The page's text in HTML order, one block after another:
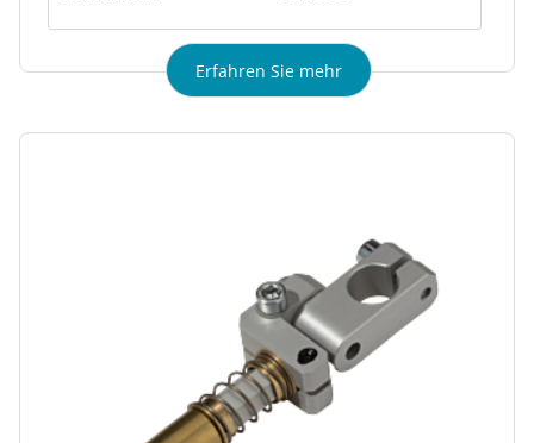
Erfahren Sie mehr